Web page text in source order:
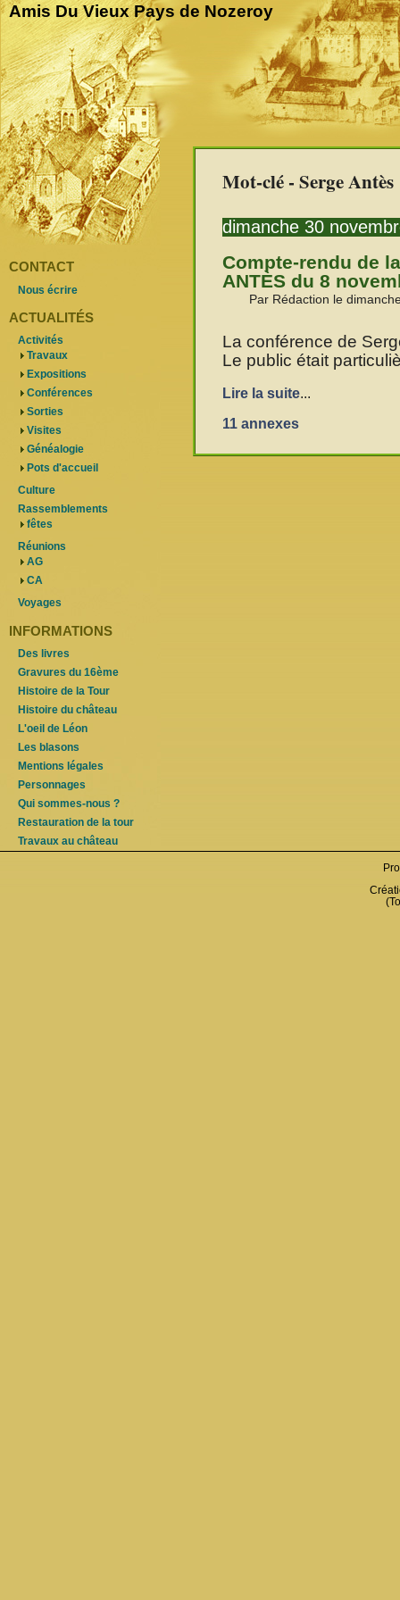
Amis Du Vieux Pays de Nozeroy
Mot-clé - Serge Antès
dimanche 30
Compte-rendu de
ANTÈS du 8
Par Rédaction le
La conférence de
Le public était
Lire la suite...
11 annexes
CONTACT
Nous écrire
ACTUALITÉS
Activités
Travaux
Expositions
Conférences
Sorties
Visites
Généalogie
Pots d'accueil
Culture
Rassemblements
fêtes
Réunions
AG
CA
Voyages
INFORMATIONS
Des livres
Gravures du 16ème
Histoire de la Tour
Histoire du château
L'oeil de Léon
Les blasons
Mentions légales
Personnages
Qui sommes-nous ?
Restauration de la tour
Travaux au château